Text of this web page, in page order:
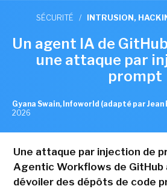
SÉCURITÉ / INTRUSION,
Un agent IA de
une attaque par
prompt
Gyana Swain, Infoworld (adapté par Jean
2026
Une attaque par injection de
Agentic Workflows de GitHub
dévoiler des dépôts de code